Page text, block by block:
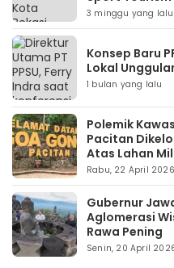
3 minggu yang lalu
Konsep Baru
Lokal
1 bulan yang lalu
Polemik
Pacitan
Atas Lahan
Rabu, 22 April 2026
Gubernur
Aglomerasi
Rawa Pening
Senin, 20 April